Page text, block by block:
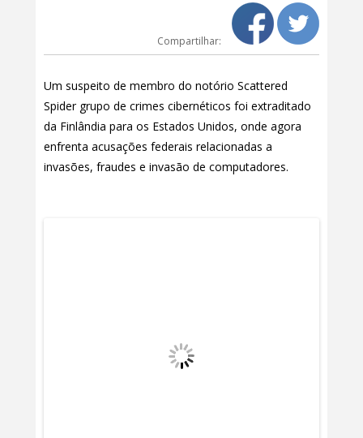
Compartilhar:
Um suspeito de membro do notório Scattered
Spider grupo de crimes cibernéticos foi extraditado
da Finlândia para os Estados Unidos, onde agora
enfrenta acusações federais relacionadas a
invasões, fraudes e invasão de computadores.